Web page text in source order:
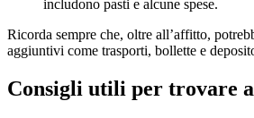
includono pasti e alcune spese.
Ricorda sempre che, oltre all’affitto,
aggiuntivi come trasporti, bollette e
Consigli utili per trovare